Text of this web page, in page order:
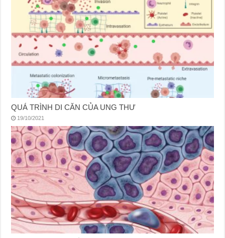
QUÁ TRÌNH DI CĂN CỦA UNG THƯ
19/10/2021